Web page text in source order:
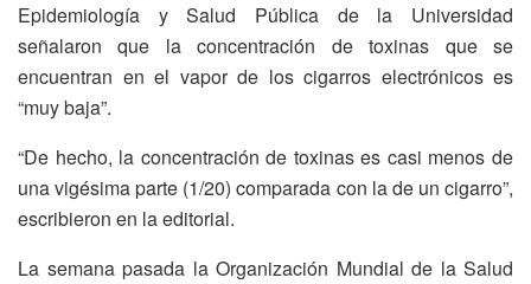
Epidemiología y Salud Pública de la Universidad
señalaron que la concentración de toxinas que se
encuentran en el vapor de los cigarros electrónicos es
“muy baja”.
“De hecho, la concentración de toxinas es casi menos de
una vigésima parte (1/20) comparada con la de un cigarro”,
escribieron en la editorial.
La semana pasada la Organización Mundial de la Salud